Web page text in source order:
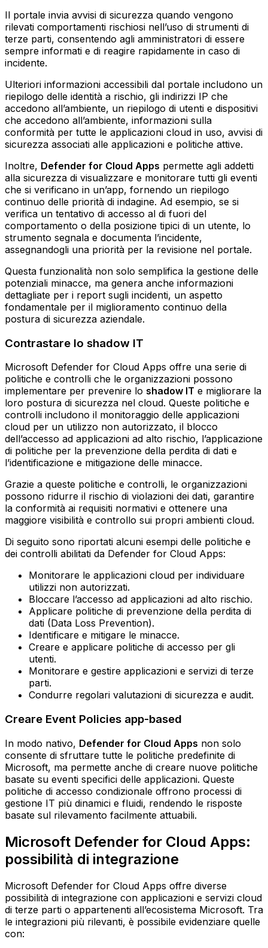
Il portale invia avvisi di sicurezza quando vengono
rilevati comportamenti rischiosi nell’uso di strumenti di
terze parti, consentendo agli amministratori di essere
sempre informati e di reagire rapidamente in caso di
incidente.
Ulteriori informazioni accessibili dal portale includono un
riepilogo delle identità a rischio, gli indirizzi IP che
accedono all’ambiente, un riepilogo di utenti e dispositivi
che accedono all’ambiente, informazioni sulla
conformità per tutte le applicazioni cloud in uso, avvisi di
sicurezza associati alle applicazioni e politiche attive.
Inoltre, Defender for Cloud Apps permette agli addetti
alla sicurezza di visualizzare e monitorare tutti gli eventi
che si verificano in un’app, fornendo un riepilogo
continuo delle priorità di indagine. Ad esempio, se si
verifica un tentativo di accesso al di fuori del
comportamento o della posizione tipici di un utente, lo
strumento segnala e documenta l’incidente,
assegnandogli una priorità per la revisione nel portale.
Questa funzionalità non solo semplifica la gestione delle
potenziali minacce, ma genera anche informazioni
dettagliate per i report sugli incidenti, un aspetto
fondamentale per il miglioramento continuo della
postura di sicurezza aziendale.
Contrastare lo shadow IT
Microsoft Defender for Cloud Apps offre una serie di
politiche e controlli che le organizzazioni possono
implementare per prevenire lo shadow IT e migliorare la
loro postura di sicurezza nel cloud. Queste politiche e
controlli includono il monitoraggio delle applicazioni
cloud per un utilizzo non autorizzato, il blocco
dell’accesso ad applicazioni ad alto rischio, l’applicazione
di politiche per la prevenzione della perdita di dati e
l’identificazione e mitigazione delle minacce.
Grazie a queste politiche e controlli, le organizzazioni
possono ridurre il rischio di violazioni dei dati, garantire
la conformità ai requisiti normativi e ottenere una
maggiore visibilità e controllo sui propri ambienti cloud.
Di seguito sono riportati alcuni esempi delle politiche e
dei controlli abilitati da Defender for Cloud Apps:
Monitorare le applicazioni cloud per individuare
utilizzi non autorizzati.
Bloccare l’accesso ad applicazioni ad alto rischio.
Applicare politiche di prevenzione della perdita di
dati (Data Loss Prevention).
Identificare e mitigare le minacce.
Creare e applicare politiche di accesso per gli
utenti.
Monitorare e gestire applicazioni e servizi di terze
parti.
Condurre regolari valutazioni di sicurezza e audit.
Creare Event Policies app-based
In modo nativo, Defender for Cloud Apps non solo
consente di sfruttare tutte le politiche predefinite di
Microsoft, ma permette anche di creare nuove politiche
basate su eventi specifici delle applicazioni. Queste
politiche di accesso condizionale offrono processi di
gestione IT più dinamici e fluidi, rendendo le risposte
basate sul rilevamento facilmente attuabili.
Microsoft Defender for Cloud Apps:
possibilità di integrazione
Microsoft Defender for Cloud Apps offre diverse
possibilità di integrazione con applicazioni e servizi cloud
di terze parti o appartenenti all’ecosistema Microsoft. Tra
le integrazioni più rilevanti, è possibile evidenziare quelle
con: